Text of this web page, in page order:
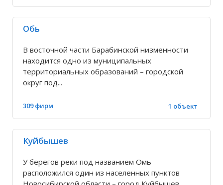
Бурмистрово
Быстровка
Быструха
Вагайцево
Венгерово
Верх-Ирмень
Обь
В восточной части Барабинской низменности
находится одно из муниципальных
территориальных образований – городской
округ под...
309 фирм 1 объект
Куйбышев
У берегов реки под названием Омь
расположился один из населенных пунктов